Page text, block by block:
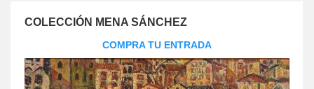
COLECCIÓN MENA SÁNCHEZ
COMPRA TU ENTRADA